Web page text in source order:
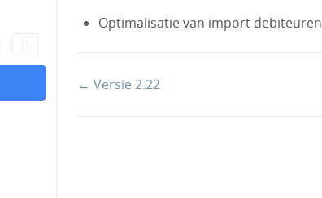
Optimalisatie van import debiteuren
Doc
← Versie 2.22